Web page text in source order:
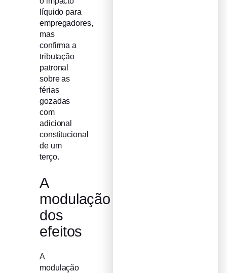
líquido para
empregadores,
mas
confirma a
tributação
patronal
sobre as
férias
gozadas
com
adicional
constitucional
de um
terço.
A
modulação
dos
efeitos
A
modulação